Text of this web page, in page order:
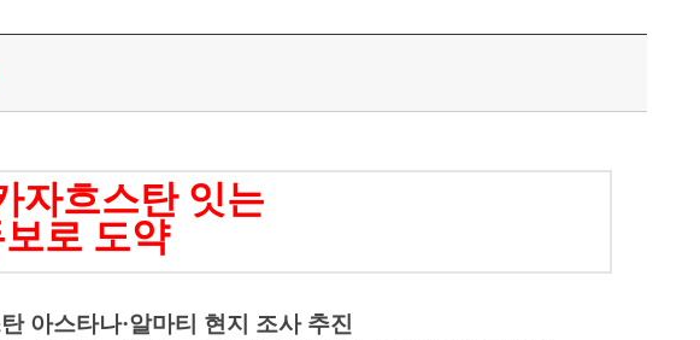
자흐스탄 잇는
로 도약
아스타나·알마티 현지 조사 추진